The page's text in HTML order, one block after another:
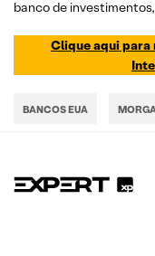
banco de
Clique aqui para
BANCOS EUA